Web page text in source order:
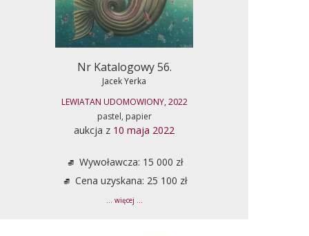
Nr Katalogowy 56.
Jacek Yerka
LEWIATAN UDOMOWIONY, 2022
pastel, papier
aukcja z 10 maja 2022
Wywoławcza: 15 000 zł
Cena uzyskana: 25 100 zł
... więcej ...